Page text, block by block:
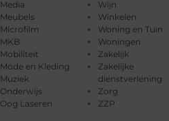
Media
Meubels
Microfilm
MKB
Mobiliteit
Mode en Kleding
Muziek
Onderwijs
Oog Laseren
Wijn
Winkelen
Woning en Tuin
Woningen
Zakelijk
Zakelijke
dienstverlening
Zorg
ZZP